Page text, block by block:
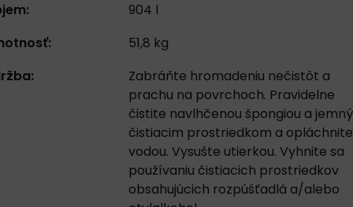
904 l
51,8 kg
Zabráňte hromadeniu nečistôt a
prachu na povrchoch. Pravidelne
čistite navlhčenou špongiou a
čistiacim prostriedkom a opláchnite
vodou. Vysušte utierkou. Vyhnite sa
používaniu čistiacich prostriedkov
obsahujúcich rozpúšťadlá a/alebo